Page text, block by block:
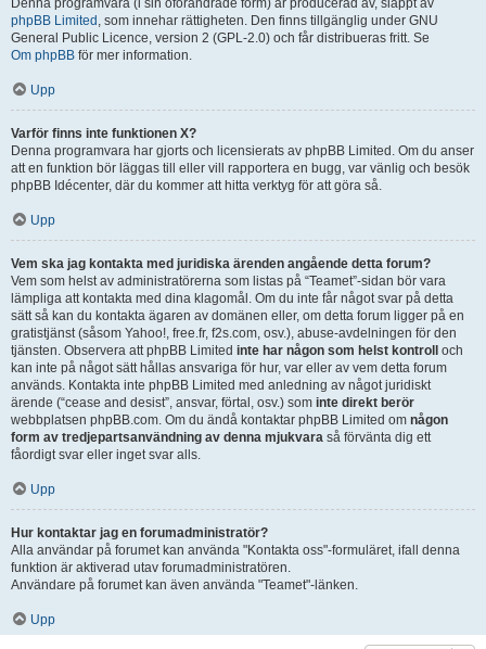
Denna programvara (i sin oförändrade form) är producerad av, släppt av
phpBB Limited , som innehar rättigheten. Den finns tillgänglig under GNU
General Public Licence, version 2 (GPL-2.0) och får distribueras fritt. Se
Om phpBB för mer information.
Upp
Varför finns inte funktionen X?
Denna programvara har gjorts och licensierats av phpBB Limited. Om du anser
att en funktion bör läggas till eller vill rapportera en bugg, var vänlig och besök
phpBB Idécenter, där du kommer att hitta verktyg för att göra så.
Upp
Vem ska jag kontakta med juridiska ärenden angående detta forum?
Vem som helst av administratörerna som listas på “Teamet”-sidan bör vara
lämpliga att kontakta med dina klagomål. Om du inte får något svar på detta
sätt så kan du kontakta ägaren av domänen eller, om detta forum ligger på en
gratistjänst (såsom Yahoo!, free.fr, f2s.com, osv.), abuse-avdelningen för den
tjänsten. Observera att phpBB Limited inte har någon som helst kontroll
och
kan inte på något sätt hållas ansvariga för hur, var eller av vem detta forum
används. Kontakta inte phpBB Limited med anledning av något juridiskt
ärende (“cease and desist”, ansvar, förtal, osv.) som inte direkt berör
webbplatsen phpBB.com. Om du ändå kontaktar phpBB Limited om någon
form av tredjepartsanvändning av denna mjukvara så förvänta dig ett
fåordigt svar eller inget svar alls.
Upp
Hur kontaktar jag en forumadministratör?
Alla användar på forumet kan använda "Kontakta oss"-formuläret, ifall denna
funktion är aktiverad utav forumadministratören.
Användare på forumet kan även använda "Teamet"-länken.
Upp